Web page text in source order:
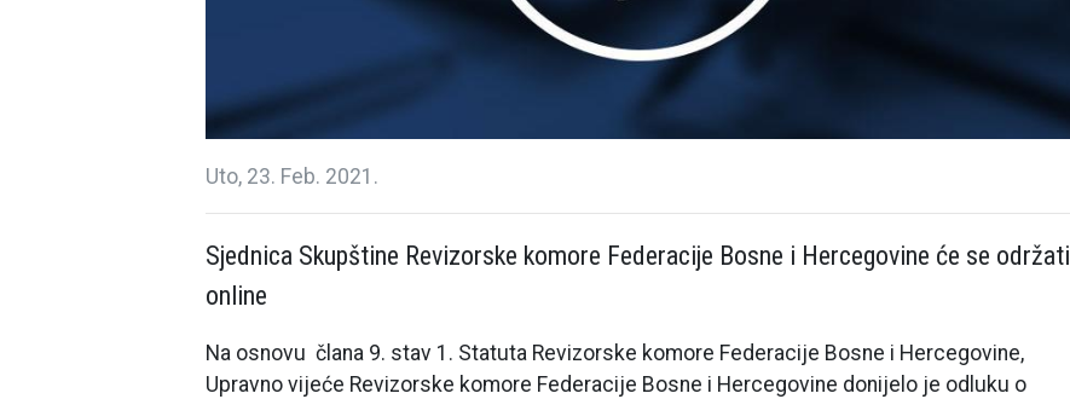
Uto, 23. Feb. 2021.
Sjednica Skupštine Revizorske komore Federacije Bosne i Hercegovine će se održati
online
Na osnovu člana 9. stav 1. Statuta Revizorske komore Federacije Bosne i Hercegovine,
Upravno vijeće Revizorske komore Federacije Bosne i Hercegovine donijelo je odluku o